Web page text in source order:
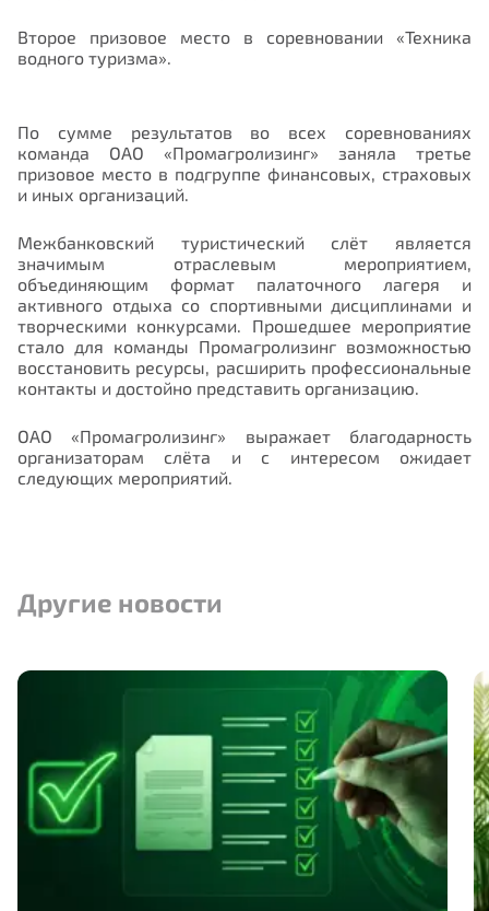
Второе призовое место в соревновании «Техника
водного туризма».
По сумме результатов во всех соревнованиях
команда ОАО «Промагролизинг» заняла третье
призовое место в подгруппе финансовых, страховых
и иных организаций.
Межбанковский туристический слёт является
значимым отраслевым мероприятием,
объединяющим формат палаточного лагеря и
активного отдыха со спортивными дисциплинами и
творческими конкурсами. Прошедшее мероприятие
стало для команды Промагролизинг возможностью
восстановить ресурсы, расширить профессиональные
контакты и достойно представить организацию.
ОАО «Промагролизинг» выражает благодарность
организаторам слёта и с интересом ожидает
следующих мероприятий.
Другие новости
Нам важно Ваше мнение. Здесь Вы
можете отправить предложения о
совершенствовании работы сайта